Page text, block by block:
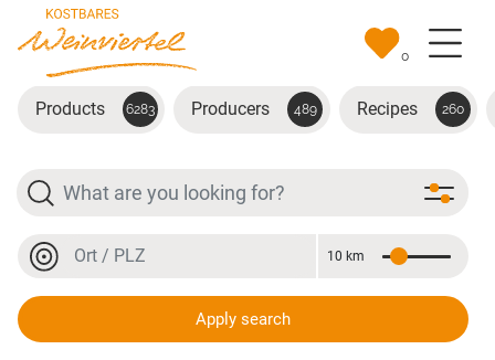
Skip to main content
0
Products 6283 Producers 489 Recipes 260
Search
Location or postal code
Distance
10 km
Apply search
Der Erstgegorene